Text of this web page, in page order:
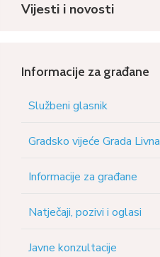
Vijesti i novosti
Informacije za građane
Službeni glasnik
Gradsko vijeće Grada Livna
Informacije za građane
Natječaji, pozivi i oglasi
Javne konzultacije